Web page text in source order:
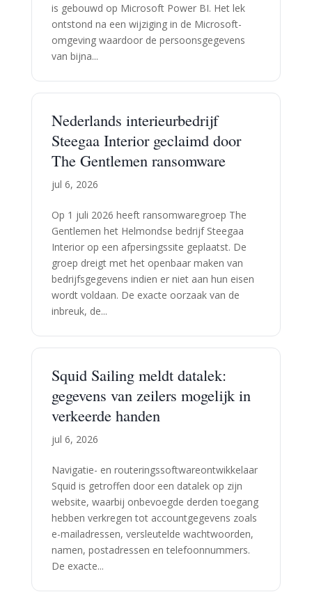
is gebouwd op Microsoft Power BI. Het lek
ontstond na een wijziging in de Microsoft-
omgeving waardoor de persoonsgegevens
van bijna...
Nederlands interieurbedrijf
Steegaa Interior geclaimd door
The Gentlemen ransomware
jul 6, 2026
Op 1 juli 2026 heeft ransomwaregroep The
Gentlemen het Helmondse bedrijf Steegaa
Interior op een afpersingssite geplaatst. De
groep dreigt met het openbaar maken van
bedrijfsgegevens indien er niet aan hun eisen
wordt voldaan. De exacte oorzaak van de
inbreuk, de...
Squid Sailing meldt datalek:
gegevens van zeilers mogelijk in
verkeerde handen
jul 6, 2026
Navigatie- en routeringssoftwareontwikkelaar
Squid is getroffen door een datalek op zijn
website, waarbij onbevoegde derden toegang
hebben verkregen tot accountgegevens zoals
e-mailadressen, versleutelde wachtwoorden,
namen, postadressen en telefoonnummers.
De exacte...